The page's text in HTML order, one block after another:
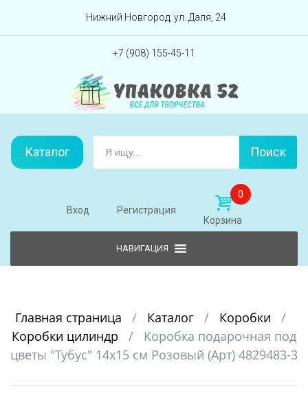
Перейти вниз
Нижний Новгород, ул. Даля, 24
+7 (908) 155-45-11
Каталог Поиск
Вход Регистрация
0
Корзина
Главная страница / Каталог / Коробки
/
Коробки цилиндр
/
Коробка подарочная под
цветы "Тубус" 14x15 см Розовый (Арт) 4829483-3